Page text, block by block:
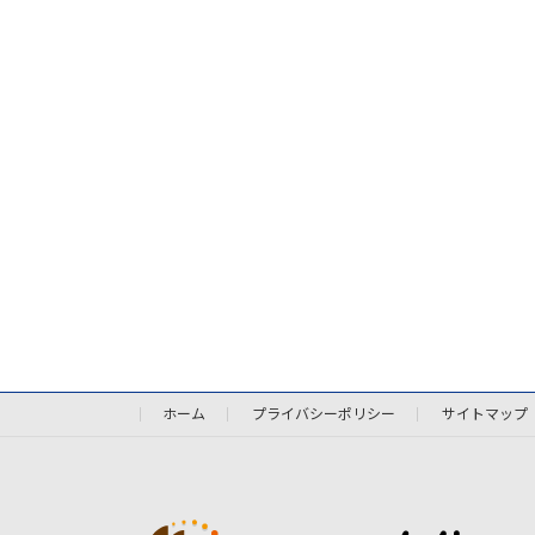
ホーム プライバシーポリシー サイトマップ